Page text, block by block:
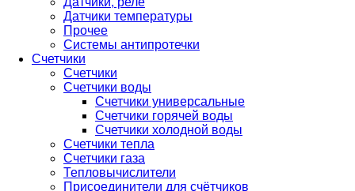
Датчики температуры
Прочее
Системы антипротечки
Счетчики
Счетчики
Счетчики воды
Счетчики универсальные
Счетчики горячей воды
Счетчики холодной воды
Счетчики тепла
Счетчики газа
Тепловычислители
Присоединители для счётчиков